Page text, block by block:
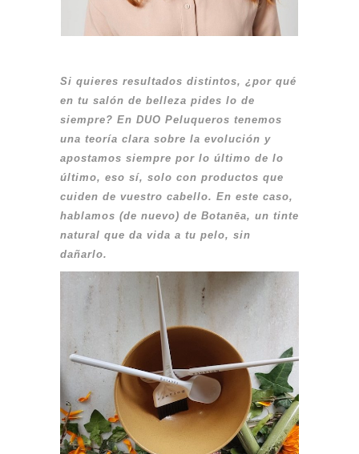
Si quieres resultados distintos, ¿por qué
en tu salón de belleza pides lo de
siempre? En DUO Peluqueros tenemos
una teoría clara sobre la evolución y
apostamos siempre por lo último de lo
último, eso sí, solo con productos que
cuiden de vuestro cabello. En este caso,
hablamos (de nuevo) de Botanēa, un tinte
natural que da vida a tu pelo, sin
dañarlo.